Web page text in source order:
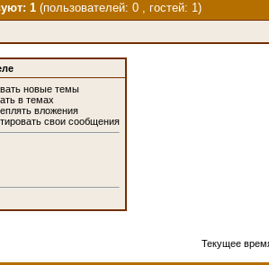
1 (пользователей: 0 , гостей: 1)
новые темы
в темах
вложения
свои сообщения
Текущее